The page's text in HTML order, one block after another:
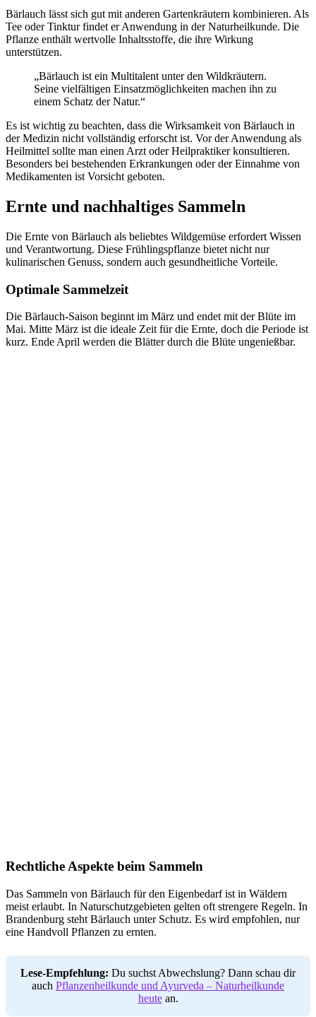
Bärlauch lässt sich gut mit anderen Gartenkräutern kombinieren. Als
Tee oder Tinktur findet er Anwendung in der Naturheilkunde. Die
Pflanze enthält wertvolle Inhaltsstoffe, die ihre Wirkung
unterstützen.
„Bärlauch ist ein Multitalent unter den Wildkräutern.
Seine vielfältigen Einsatzmöglichkeiten machen ihn zu
einem Schatz der Natur.“
Es ist wichtig zu beachten, dass die Wirksamkeit von Bärlauch in
der Medizin nicht vollständig erforscht ist. Vor der Anwendung als
Heilmittel sollte man einen Arzt oder Heilpraktiker konsultieren.
Besonders bei bestehenden Erkrankungen oder der Einnahme von
Medikamenten ist Vorsicht geboten.
Ernte und nachhaltiges Sammeln
Die Ernte von Bärlauch als beliebtes Wildgemüse erfordert Wissen
und Verantwortung. Diese Frühlingspflanze bietet nicht nur
kulinarischen Genuss, sondern auch gesundheitliche Vorteile.
Optimale Sammelzeit
Die Bärlauch-Saison beginnt im März und endet mit der Blüte im
Mai. Mitte März ist die ideale Zeit für die Ernte, doch die Periode ist
kurz. Ende April werden die Blätter durch die Blüte ungenießbar.
Rechtliche Aspekte beim Sammeln
Das Sammeln von Bärlauch für den Eigenbedarf ist in Wäldern
meist erlaubt. In Naturschutzgebieten gelten oft strengere Regeln. In
Brandenburg steht Bärlauch unter Schutz. Es wird empfohlen, nur
eine Handvoll Pflanzen zu ernten.
Lese-Empfehlung: Du suchst Abwechslung? Dann schau dir
auch Pflanzenheilkunde und Ayurveda – Naturheilkunde
heutean.